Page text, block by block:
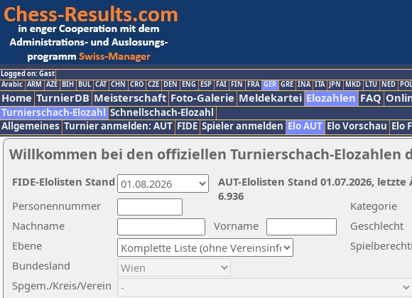
Logged on: Gast
Arabic ARM AZE BIH BUL CAT CHN CRO CZE DEN ENG ESP FAI FIN FRA GER GRE INA ITA JPN MKD LTU NED POL
Home TurnierDB Meisterschaft Foto-Galerie Meldekartei Elozahlen FAQ
Turnierschach-Elozahl Schnellschach-Elozahl
Allgemeines Turnier anmelden: AUT FIDE Spieler anmelden Elo AUT Elo Vorschau Elo
Willkommen bei den offiziellen Turnierschach-Elozahlen
Nachname
Vorname
Ebene
Kategorie
Personennummer
Bundesland
Spgem./Kreis/Verein
Geschlecht
AUT-Elolisten Stand 01.07.2026,
6.936
FIDE-Elolisten Stand